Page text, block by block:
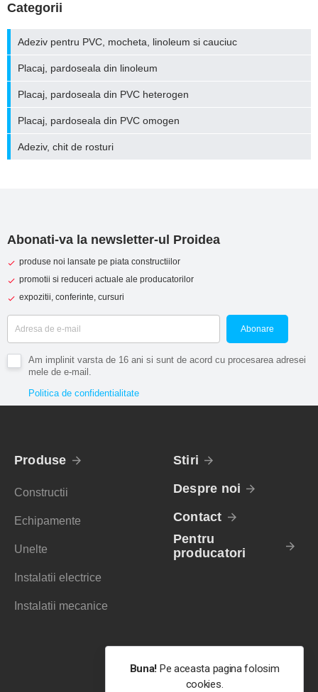
Categorii
Adeziv pentru PVC, mocheta, linoleum si cauciuc
Placaj, pardoseala din linoleum
Placaj, pardoseala din PVC heterogen
Placaj, pardoseala din PVC omogen
Adeziv, chit de rosturi
Abonati-va la newsletter-ul Proidea
produse noi lansate pe piata constructiilor
promotii si reduceri actuale ale producatorilor
expozitii, conferinte, cursuri
Abonare
Am implinit varsta de 16 ani si sunt de acord cu procesarea adresei
mele de e-mail.
Politica de confidentialitate
Produse
Constructii
Echipamente
Unelte
Instalatii electrice
Instalatii mecanice
Stiri
Despre noi
Contact
Pentru
producatori
Buna! Pe aceasta pagina folosim
cookies.